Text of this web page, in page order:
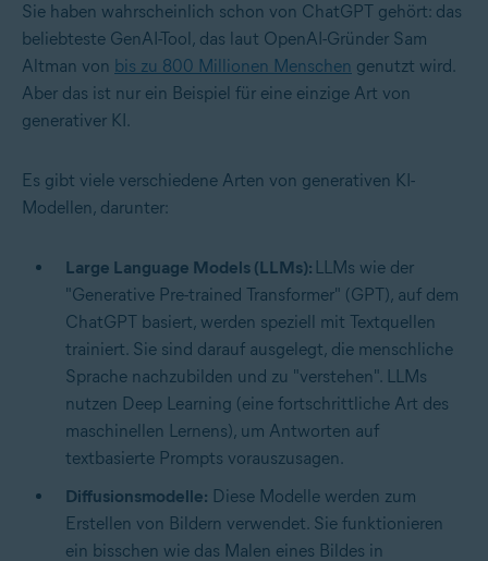
Sie haben wahrscheinlich schon von ChatGPT gehört: das
beliebteste GenAI-Tool, das laut OpenAI-Gründer Sam
Altman von bis zu 800 Millionen Menschen genutzt wird.
Aber das ist nur ein Beispiel für eine einzige Art von
generativer KI.
Es gibt viele verschiedene Arten von generativen KI-
Modellen, darunter:
Large Language Models (LLMs): LLMs wie der
"Generative Pre-trained Transformer" (GPT), auf dem
ChatGPT basiert, werden speziell mit Textquellen
trainiert. Sie sind darauf ausgelegt, die menschliche
Sprache nachzubilden und zu "verstehen". LLMs
nutzen Deep Learning (eine fortschrittliche Art des
maschinellen Lernens), um Antworten auf
textbasierte Prompts vorauszusagen.
Diffusionsmodelle: Diese Modelle werden zum
Erstellen von Bildern verwendet. Sie funktionieren
ein bisschen wie das Malen eines Bildes in